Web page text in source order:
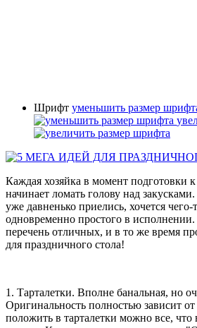
Шрифт уменьшить размер
Каждая хозяйка в момент подготовки
начинает ломать голову над
уже давненько приелись, хочется
одновременно простого в
перечень отличных, и в то же время
для праздничного стола!
1. Тарталетки. Вполне банальная, но
Оригинальность полностью зависит
положить в тарталетки можно все, что